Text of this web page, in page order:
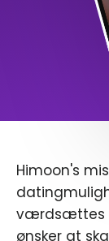
Himoon's
værdsættes
ønsker at